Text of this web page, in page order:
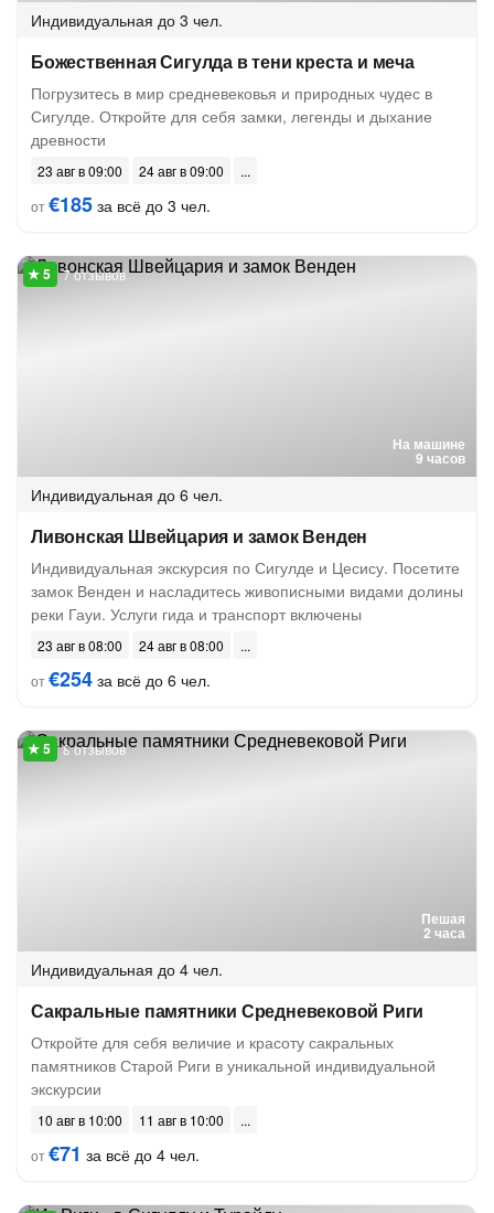
Индивидуальная до 3 чел.
Божественная Сигулда в тени креста и меча
Погрузитесь в мир средневековья и природных чудес в
Сигулде. Откройте для себя замки, легенды и дыхание
древности
23 авг в 09:00
24 авг в 09:00
от€185 за всё до 3 чел.
На машине
9 часов
7 отзывов
Индивидуальная до 6 чел.
Ливонская Швейцария и замок Венден
Индивидуальная экскурсия по Сигулде и Цесису. Посетите
замок Венден и насладитесь живописными видами долины
реки Гауи. Услуги гида и транспорт включены
23 авг в 08:00
24 авг в 08:00
от€254 за всё до 6 чел.
Пешая
2 часа
8 отзывов
Индивидуальная до 4 чел.
Сакральные памятники Средневековой Риги
Откройте для себя величие и красоту сакральных
памятников Старой Риги в уникальной индивидуальной
экскурсии
10 авг в 10:00
11 авг в 10:00
от€71 за всё до 4 чел.